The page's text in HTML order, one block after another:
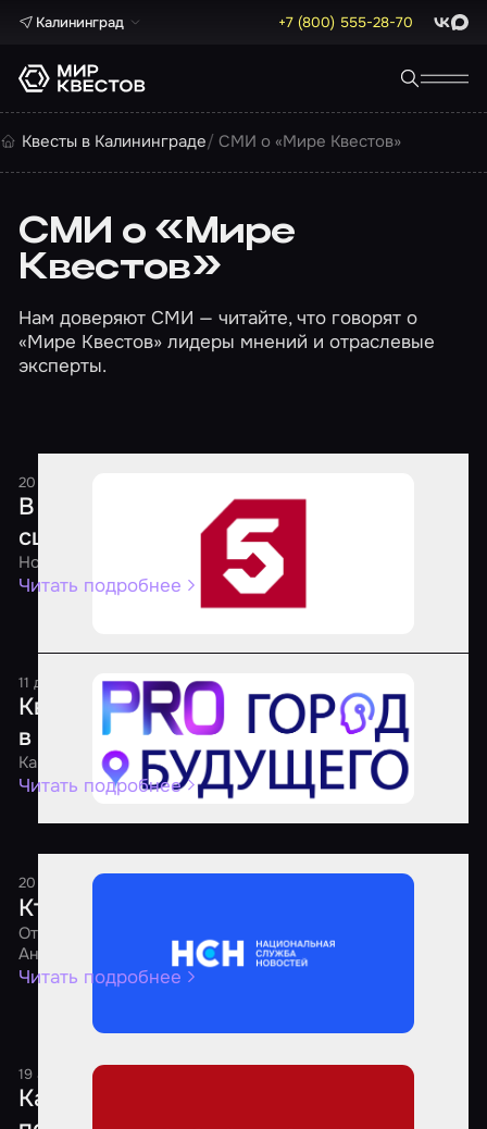
Калининград +7 (800) 555-28-70 Max
Квесты в Калининграде СМИ о «Мире Квестов»
СМИ о «Мире
Квестов»
Нам доверяют СМИ — читайте, что говорят о
«Мире Квестов» лидеры мнений и отраслевые
эксперты.
20 февраля 2026
В российских квестах хотят запретить
сцены пыток и опасные моменты
Новые правила для квест-индустрии
Читать подробнее
11 декабря 20251 минута
Квесты по сериалу «Метод» открылись
в трех городах России
Как квесты переносят зрителей в эпицентр событий
Читать подробнее
20 августа 2025
Кто должен проверять квесты
Отвечает PR-директор агрегатора «Мир Квестов»
Анастасия Недумова
Читать подробнее
19 августа 2025
Какие квесты являются самыми